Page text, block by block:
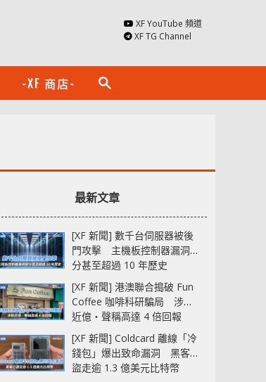
XF YouTube 頻道
XF TG Channel
-XF 商店- search
最新文章
[XF 新聞] 數千台伺服器被後
門攻擊 主機板控制器漏洞部
分甚至超過 10 年歷史
[XF 新聞] 港澳聯合搗破 Fun
Coffee 咖啡科研騙局 涉款
近億‧聲稱高達 4 倍回報
[XF 新聞] Coldcard 離線「冷
錢包」爆出致命漏洞 黑客已
盜走逾 1.3 億美元比特幣